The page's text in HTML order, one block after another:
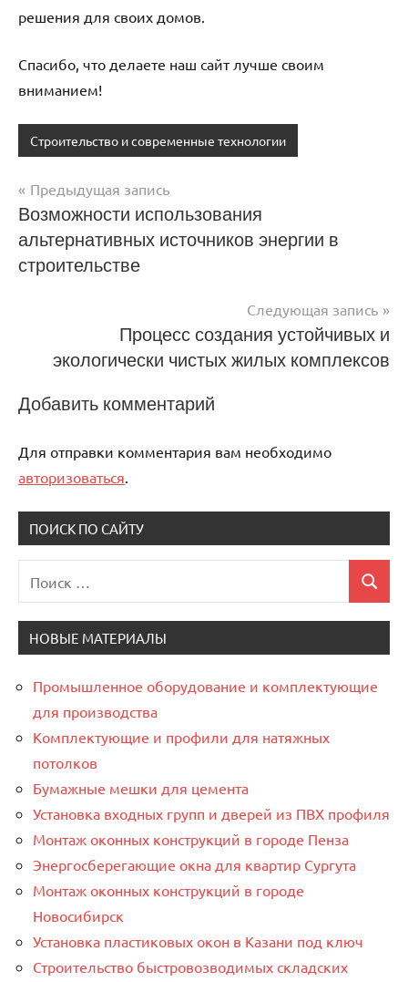
решения для своих домов.
Спасибо, что делаете наш сайт лучше своим
вниманием!
Строительство и современные технологии
Навигация
по
записям
Предыдущая запись
Возможности использования
альтернативных источников энергии в
строительстве
Следующая запись
Процесс создания устойчивых и
экологически чистых жилых комплексов
Добавить комментарий
Для отправки комментария вам необходимо
авторизоваться.
ПОИСК ПО САЙТУ
для:
Поиск
НОВЫЕ МАТЕРИАЛЫ
Промышленное оборудование и комплектующие
для производства
Комплектующие и профили для натяжных
потолков
Бумажные мешки для цемента
Установка входных групп и дверей из ПВХ профиля
Монтаж оконных конструкций в городе Пенза
Энергосберегающие окна для квартир Сургута
Монтаж оконных конструкций в городе
Новосибирск
Установка пластиковых окон в Казани под ключ
Строительство быстровозводимых складских